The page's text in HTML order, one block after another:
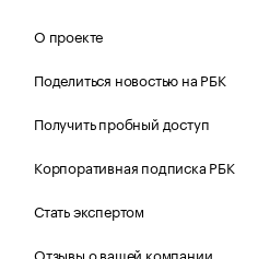
О проекте
Поделиться новостью на РБК
Получить пробный доступ
Корпоративная подписка РБК
Стать экспертом
Отзывы о вашей компании